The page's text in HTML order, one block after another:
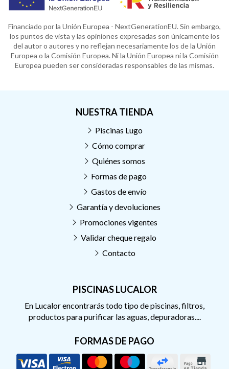
Financiado por la Unión Europea - NextGenerationEU. Sin embargo,
los puntos de vista y las opiniones expresadas son únicamente los
del autor o autores y no reflejan necesariamente los de la Unión
Europea o la Comisión Europea. Ni la Unión Europea ni la Comisión
Europea pueden ser consideradas responsables de las mismas.
PISCINAS LUCALOR
En Lucalor encontrarás todo tipo de piscinas, filtros,
productos para purificar las aguas, depuradoras....
FORMAS DE PAGO
NUESTRA TIENDA
Piscinas Lugo
Cómo comprar
Quiénes somos
Formas de pago
Gastos de envío
Garantía y devoluciones
Promociones vigentes
Validar cheque regalo
Contacto